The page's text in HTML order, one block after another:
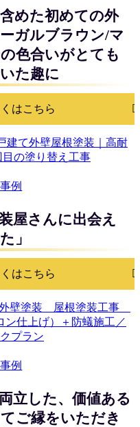
めた初めての外
ガルブラウン/マ
色合いがとても
た趣に
はこちら
例
屋さんに出会え
」
はこちら
例
立した、価値ある
ご縁をいただき